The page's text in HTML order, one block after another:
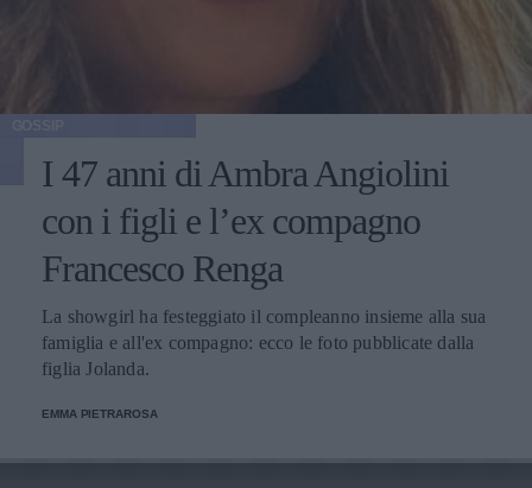
I 47 anni di Ambra Angiolini
con i figli e l’ex compagno
Francesco Renga
La showgirl ha festeggiato il compleanno insieme alla sua
famiglia e all'ex compagno: ecco le foto pubblicate dalla
figlia Jolanda.
EMMA PIETRAROSA